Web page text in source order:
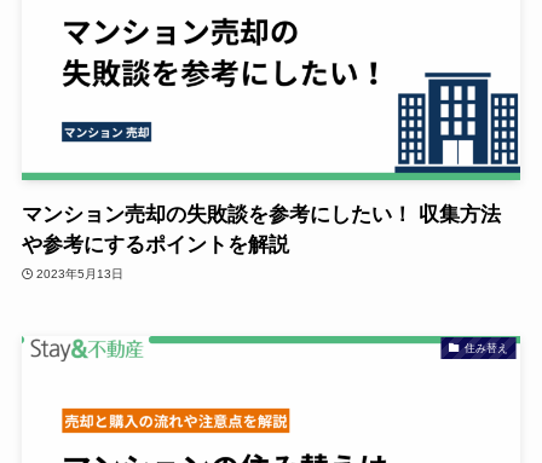
マンション売却の失敗談を参考にしたい！ 収集方法
や参考にするポイントを解説
2023年5月13日
住み替え